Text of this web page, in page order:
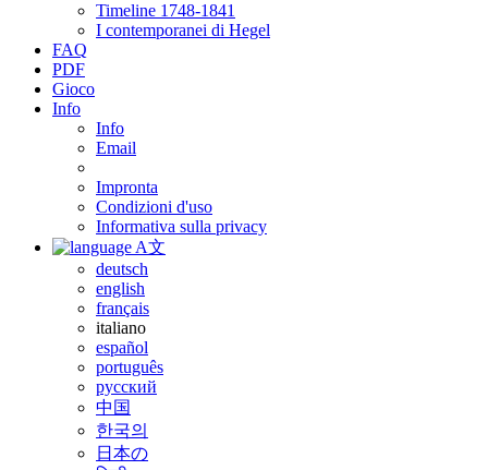
Timeline 1748-1841
I contemporanei di Hegel
FAQ
PDF
Gioco
Info
Info
Email
Impronta
Condizioni d'uso
Informativa sulla privacy
A文
deutsch
english
français
italiano
español
português
русский
中国
한국의
日本の